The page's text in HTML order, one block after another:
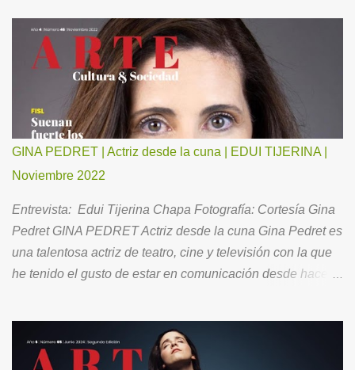
GINA PEDRET | Actriz desde la cuna | EDUI TIJERINA |
Noviembre 2022
Entrevista: Edui Tijerina Chapa Fotografía: Cortesía Gina
Pedret GINA PEDRET Actriz desde la cuna Gina Pedret es
una talentosa actriz de teatro, cine y televisión con la que
he tenido el gusto de estar en comunicación desde hace
acerca de su brillante trayectoria, así como de su vida
familiar y la óptica con la que se relaciona con el entorno.